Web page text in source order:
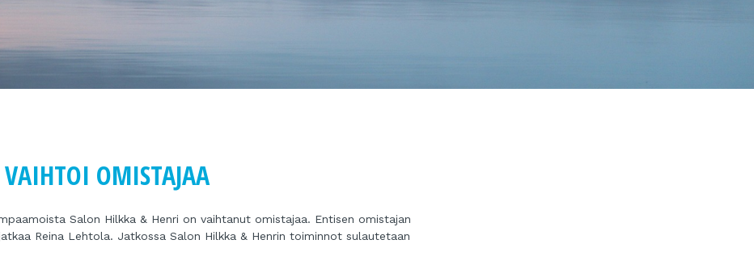
OMISTAJAA
Salon Hilkka & Henri on vaihtanut omistajaa. Entisen omistajan
Reina Lehtola. Jatkossa Salon Hilkka & Henrin toiminnot sulautetaan